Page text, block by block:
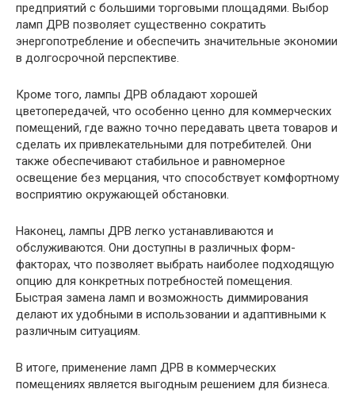
предприятий с большими торговыми площадями. Выбор
ламп ДРВ позволяет существенно сократить
энергопотребление и обеспечить значительные экономии
в долгосрочной перспективе.
Кроме того, лампы ДРВ обладают хорошей
цветопередачей, что особенно ценно для коммерческих
помещений, где важно точно передавать цвета товаров и
сделать их привлекательными для потребителей. Они
также обеспечивают стабильное и равномерное
освещение без мерцания, что способствует комфортному
восприятию окружающей обстановки.
Наконец, лампы ДРВ легко устанавливаются и
обслуживаются. Они доступны в различных форм-
факторах, что позволяет выбрать наиболее подходящую
опцию для конкретных потребностей помещения.
Быстрая замена ламп и возможность диммирования
делают их удобными в использовании и адаптивными к
различным ситуациям.
В итоге, применение ламп ДРВ в коммерческих
помещениях является выгодным решением для бизнеса.